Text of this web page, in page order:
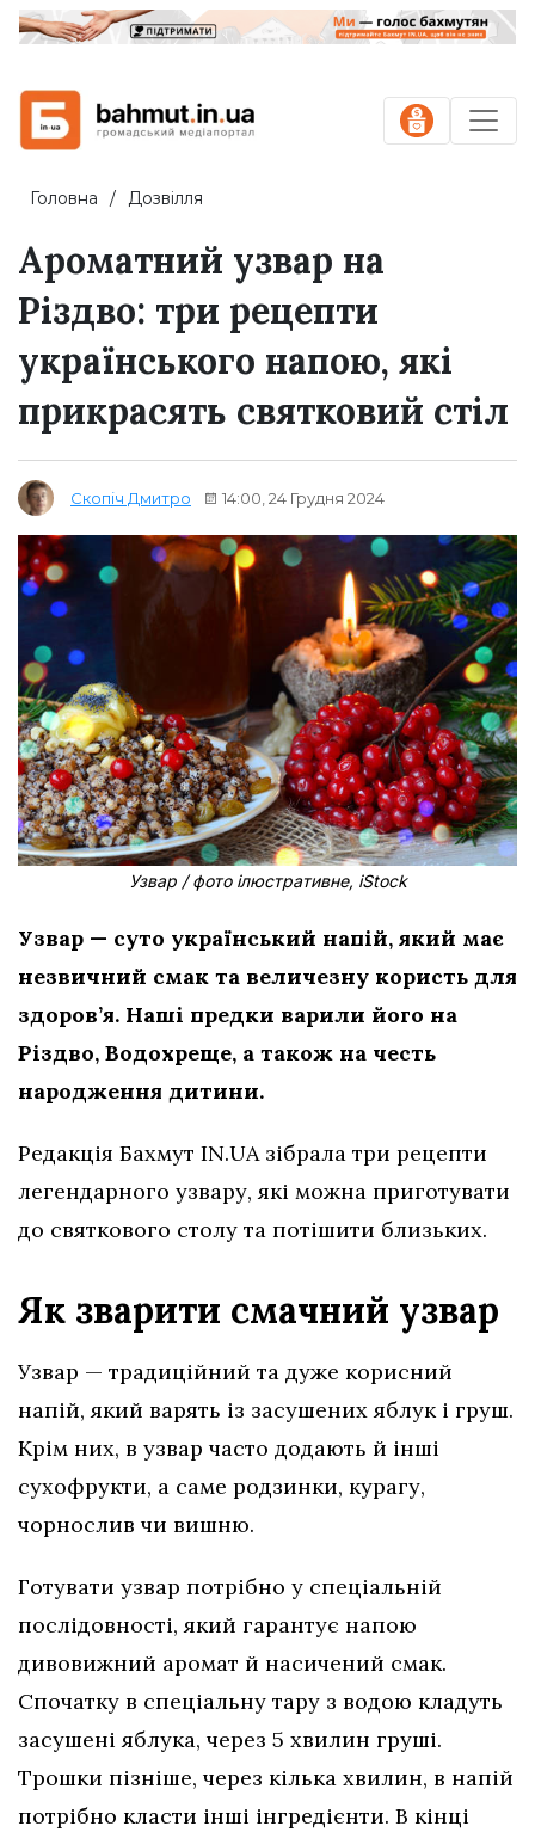
Головна Дозвілля
Ароматний узвар на
Різдво: три рецепти
українського напою, які
прикрасять святковий стіл
Скопіч Дмитро 14:00, 24 Грудня 2024
Узвар / фото ілюстративне, iStock
Узвар — суто український напій, який має
незвичний смак та величезну користь для
здоров’я. Наші предки варили його на
Різдво, Водохреще, а також на честь
народження дитини.
Редакція Бахмут IN.UA зібрала три рецепти
легендарного узвару, які можна приготувати
до святкового столу та потішити близьких.
Як зварити смачний узвар
Узвар — традиційний та дуже корисний
напій, який варять із засушених яблук і груш.
Крім них, в узвар часто додають й інші
сухофрукти, а саме родзинки, курагу,
чорнослив чи вишню.
Готувати узвар потрібно у спеціальній
послідовності, який гарантує напою
дивовижний аромат й насичений смак.
Спочатку в спеціальну тару з водою кладуть
засушені яблука, через 5 хвилин груші.
Трошки пізніше, через кілька хвилин, в напій
потрібно класти інші інгредієнти. В кінці